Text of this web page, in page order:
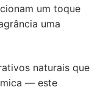
um toque
uma
naturais que
— este